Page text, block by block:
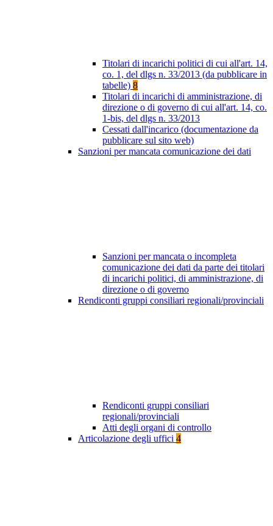
Titolari di incarichi politici di cui all'art. 14,
co. 1, del dlgs n. 33/2013 (da pubblicare in
tabelle) 8
Titolari di incarichi di amministrazione, di
direzione o di governo di cui all'art. 14, co.
1-bis, del dlgs n. 33/2013
Cessati dall'incarico (documentazione da
pubblicare sul sito web)
Sanzioni per mancata comunicazione dei dati
Sanzioni per mancata o incompleta
comunicazione dei dati da parte dei titolari
di incarichi politici, di amministrazione, di
direzione o di governo
Rendiconti gruppi consiliari regionali/provinciali
Rendiconti gruppi consiliari
regionali/provinciali
Atti degli organi di controllo
Articolazione degli uffici 4